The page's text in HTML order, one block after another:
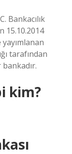
Bankacılık
15.10.2014
yayımlanan
tarafından
kim?